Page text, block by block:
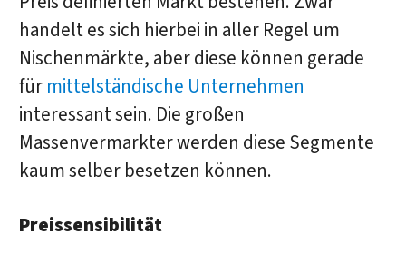
handelt es sich hierbei in aller Regel um
Nischenmärkte, aber diese können gerade
für mittelständische Unternehmen
interessant sein. Die großen
Massenvermarkter werden diese Segmente
kaum selber besetzen können.
Preissensibilität